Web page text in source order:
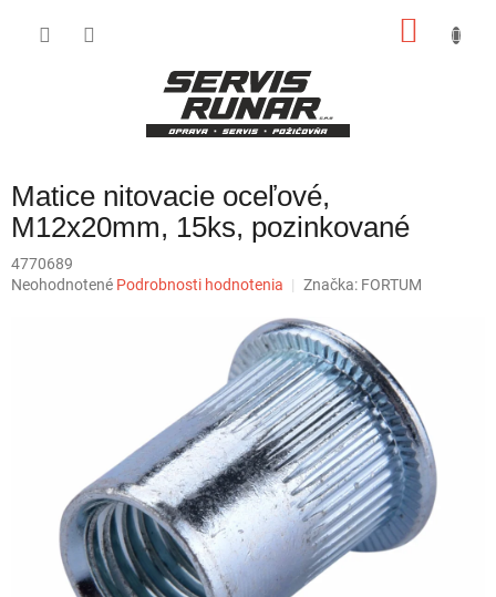
Matice nitovacie oceľové,
M12x20mm, 15ks, pozinkované
4770689
Priemerné
Neohodnotené Podrobnosti hodnotenia Značka: FORTUM